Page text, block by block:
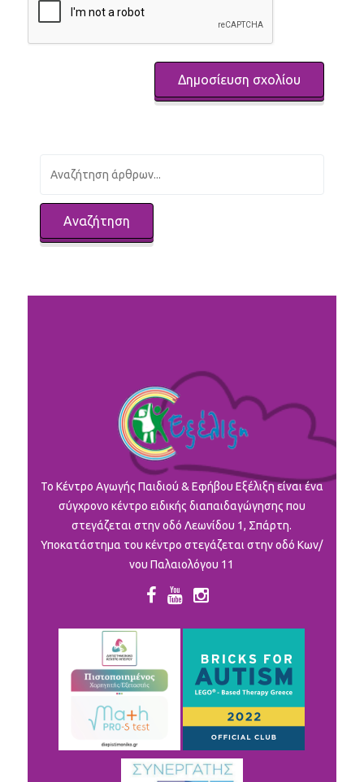
To Κέντρο Αγωγής Παιδιού & Εφήβου Εξέλιξη είναι ένα
σύγχρονο κέντρο ειδικής διαπαιδαγώγησης που
στεγάζεται στην οδό Λεωνίδου 1, Σπάρτη.
Υποκατάστημα του κέντρο στεγάζεται στην οδό Κων/
νου Παλαιολόγου 11